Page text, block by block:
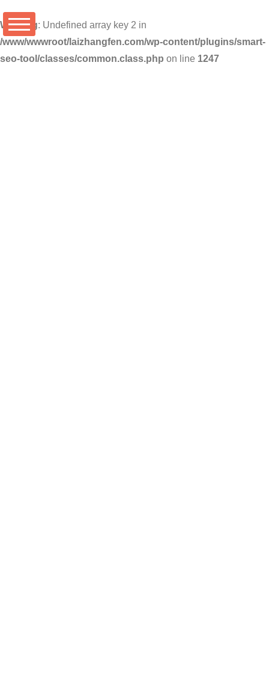
Warning: Undefined array key 2 in
/www/wwwroot/laizhangfen.com/wp-content/plugins/smart-
seo-tool/classes/common.class.php on line 1247